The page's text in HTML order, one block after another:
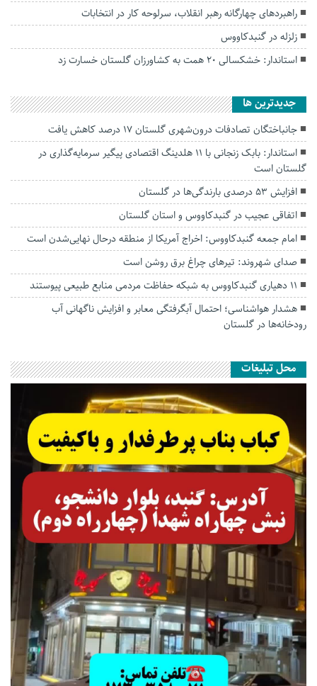
راهبرد‌های چهارگانه رهبر انقلاب، سرلوحه کار در انتخابات
زلزله در گنبدکاووس
استاندار: خشکسالی ۲۰ همت به کشاورزان گلستان خسارت زد
جديدترين ها
جانباختگان تصادفات درون‌شهری گلستان ۱۷ درصد کاهش یافت
استاندار: بابک زنجانی با ۱۱ هلدینگ اقتصادی پیگیر سرمایه‌گذاری در
گلستان است
افزایش ۵۳ درصدی بارندگی‌ها در گلستان
اتفاقی عجیب در‌ گنبدکاووس و استان گلستان
امام جمعه گنبدکاووس: اخراج آمریکا از منطقه درحال نهایی‌شدن است
صدای شهروند: تیرهای چراغ برق روشن است
۱۱ دهیاری گنبدکاووس به شبکه حفاظت مردمی منابع طبیعی پیوستند
هشدار هواشناسی؛ احتمال آبگرفتگی معابر و افزایش ناگهانی آب
رودخانه‌ها در گلستان
محل تبلیغات